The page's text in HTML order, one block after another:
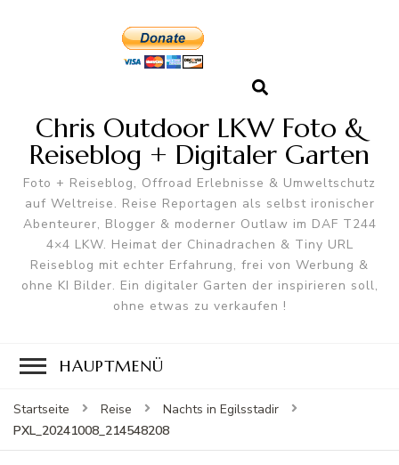
Chris Outdoor LKW Foto &
Reiseblog + Digitaler Garten
Foto + Reiseblog, Offroad Erlebnisse & Umweltschutz
auf Weltreise. Reise Reportagen als selbst ironischer
Abenteurer, Blogger & moderner Outlaw im DAF T244
4×4 LKW. Heimat der Chinadrachen & Tiny URL
Reiseblog mit echter Erfahrung, frei von Werbung &
ohne KI Bilder. Ein digitaler Garten der inspirieren soll,
ohne etwas zu verkaufen !
HAUPTMENÜ
Startseite Reise
Nachts in Egilsstadir
PXL_20241008_214548208